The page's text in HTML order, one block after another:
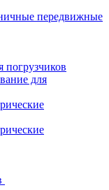
передвижные
погрузчиков
для